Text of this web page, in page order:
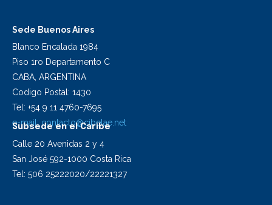
Sede Buenos Aires
Blanco Encalada 1984
Piso 1ro Departamento C
CABA, ARGENTINA
Codigo Postal: 1430
Tel: +54 9 11 4760-7695
e-mail: contacto@cibelae.net
Subsede en el Caribe
Calle 20 Avenidas 2 y 4
San José 592-1000 Costa Rica
Tel: 506 25222020/22221327